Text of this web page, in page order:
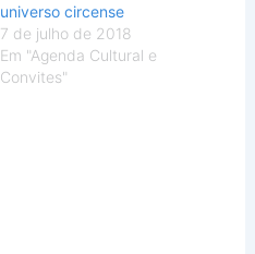
universo circense
7 de julho de 2018
Em "Agenda Cultural e
Convites"